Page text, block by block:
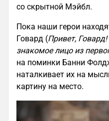
со скрытной Мэйбл.
Пока наши герои
Говард (Привет,
знакомое лицо из
на поминки Банни
наталкивает их на
картину на место.